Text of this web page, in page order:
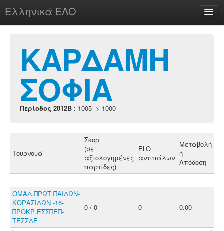
Ελληνικά ΕΛΟ
chesstu.be @ discord
Login
ΚΑΡΔΑΜΗ
ΣΟΦΙΑ
Περίοδος 2012B : 1005 -> 1000
Τουρνουά
Σκορ
(σε
αξιολογημένες
παρτίδες)
ELO
αντιπάλων
Μεταβολή
ή
Απόδοση
ΟΜΑΔ.ΠΡΩΤ.ΠΑΙΔΩΝ-
ΚΟΡΑΣΙΔΩΝ -16-
ΠΡΟΚΡ.ΕΣΣΠΕΠ-
ΤΕΣΣΔΕ
0 / 0 0 0.00